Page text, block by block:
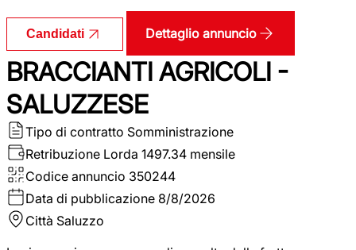
Candidati Dettaglio annuncio
BRACCIANTI AGRICOLI -
SALUZZESE
Tipo di contratto Somministrazione
Retribuzione Lorda 1497.34 mensile
Codice annuncio 350244
Data di pubblicazione 8/8/2026
Città Saluzzo